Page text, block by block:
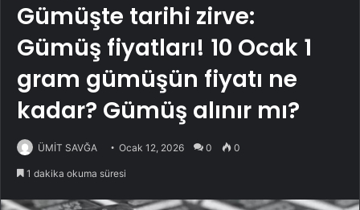
Gümüşte tarihi zirve:
Gümüş fiyatları! 10 Ocak 1
gram gümüşün fiyatı ne
kadar? Gümüş alınır mı?
ÜMİT SAVĞA Ocak 12, 2026 0 0
1 dakika okuma süresi